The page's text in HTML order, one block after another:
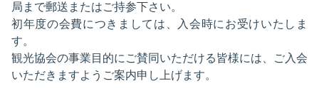
局まで郵送またはご持参下さい。
初年度の会費につきましては、入会時にお受けいたしま
す。
観光協会の事業目的にご賛同いただける皆様には、ご入会
いただきますようご案内申し上げます。